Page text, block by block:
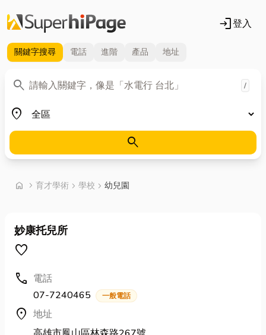
login登入
關鍵字搜尋 電話 進階 產品 地址
search
關鍵字 /
place
地區
search
home chevron_right 首頁
育才學術 chevron_right 學校 chevron_right 幼兒園
妙康托兒所
favorite
call 電話
07-7240465
一般電話
location_on 地址